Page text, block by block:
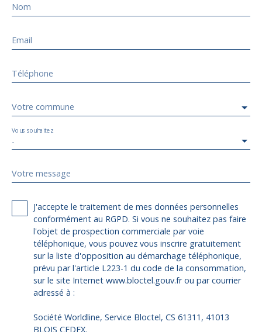
Nom
Email
Téléphone
Votre commune
-
Vous souhaitez
Votre message
J'accepte le traitement de mes données personnelles
conformément au RGPD. Si vous ne souhaitez pas faire
l'objet de prospection commerciale par voie
téléphonique, vous pouvez vous inscrire gratuitement
sur la liste d'opposition au démarchage téléphonique,
prévu par l'article L223-1 du code de la consommation,
sur le site Internet www.bloctel.gouv.fr ou par courrier
adressé à :
Société Worldline, Service Bloctel, CS 61311, 41013
BLOIS CEDEX.